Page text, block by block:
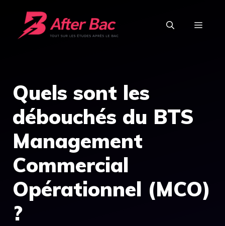
contenu
MENU
Quels sont les
débouchés du BTS
Management
Commercial
Opérationnel (MCO)
?